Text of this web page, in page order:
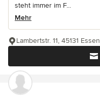
steht immer im F...
Mehr
Lambertstr. 11, 45131 Essen